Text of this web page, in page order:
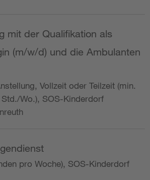
mit der Qualifikation als
(m/w/d) und die Ambulanten
Vollzeit oder Teilzeit (min.
Wo.), SOS-Kinderdorf
pro Woche), SOS-Kinderdorf